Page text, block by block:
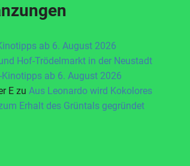
ab 6. August 2026
Hof-Trödelmarkt in der Neustadt
ab 6. August 2026
E zu Aus Leonardo wird Kokolores
Erhalt des Grüntals gegründet